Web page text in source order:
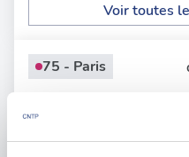
Voir toutes
75 - Paris